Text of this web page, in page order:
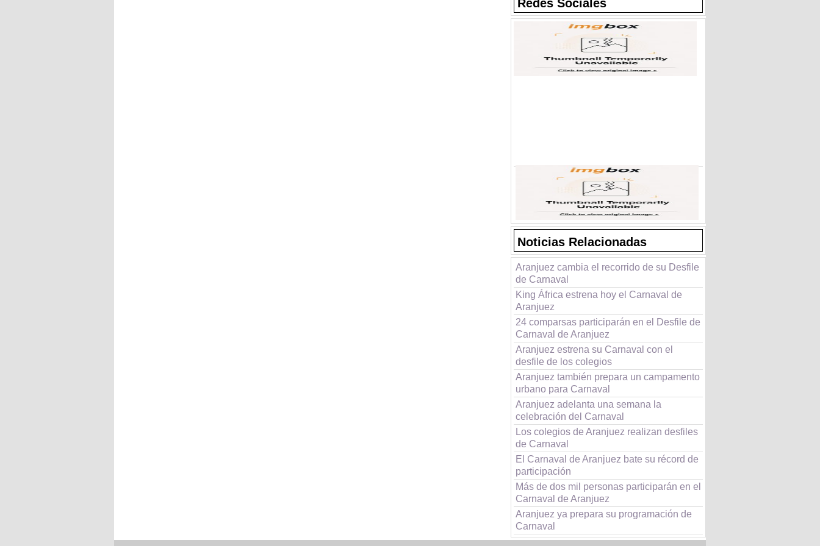
Redes Sociales
Noticias Relacionadas
Aranjuez cambia el recorrido de su Desfile
de Carnaval
King África estrena hoy el Carnaval de
Aranjuez
24 comparsas participarán en el Desfile de
Carnaval de Aranjuez
Aranjuez estrena su Carnaval con el
desfile de los colegios
Aranjuez también prepara un campamento
urbano para Carnaval
Aranjuez adelanta una semana la
celebración del Carnaval
Los colegios de Aranjuez realizan desfiles
de Carnaval
El Carnaval de Aranjuez bate su récord de
participación
Más de dos mil personas participarán en el
Carnaval de Aranjuez
Aranjuez ya prepara su programación de
Carnaval